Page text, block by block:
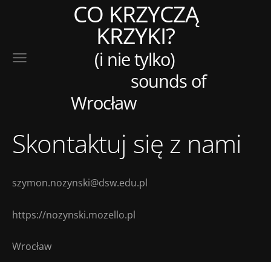
CO KRZYCZĄ
KRZYKI?
(i nie tylko)
sounds of
Wrocław
Skontaktuj się z nami
szymon.nozynski@dsw.edu.pl
https://nozynski.mozello.pl
Wrocław